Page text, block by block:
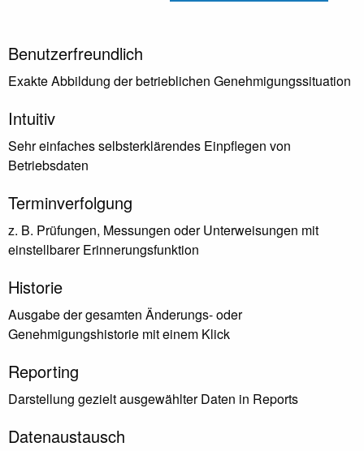
Benutzerfreundlich
Exakte Abbildung der betrieblichen Genehmigungssituation
Intuitiv
Sehr einfaches selbsterklärendes Einpflegen von
Betriebsdaten
Terminverfolgung
z. B. Prüfungen, Messungen oder Unterweisungen mit
einstellbarer Erinnerungsfunktion
Historie
Ausgabe der gesamten Änderungs- oder
Genehmigungshistorie mit einem Klick
Reporting
Darstellung gezielt ausgewählter Daten in Reports
Datenaustausch